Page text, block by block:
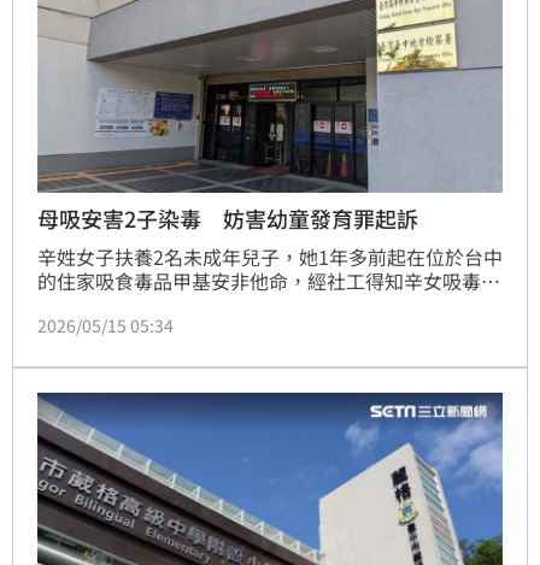
母吸安害2子染毒 妨害幼童發育罪起訴
辛姓女子扶養2名未成年兒子，她1年多前起在位於台中
的住家吸食毒品甲基安非他命，經社工得知辛女吸毒，
依法將辛女起訴。
2026/05/15 05:34